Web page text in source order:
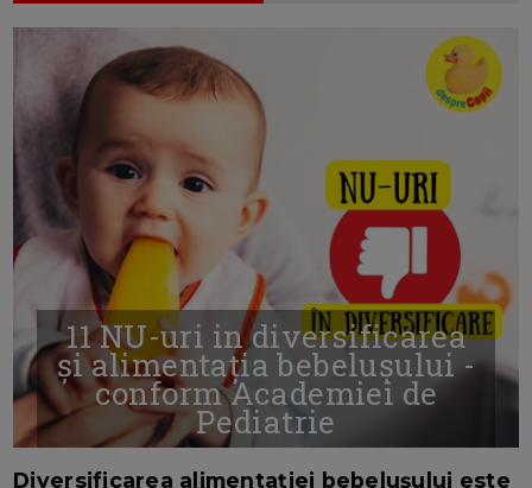
11 NU-uri in diversificarea
și alimentația bebelușului -
conform Academiei de
Pediatrie
Diversificarea alimentației bebelușului este